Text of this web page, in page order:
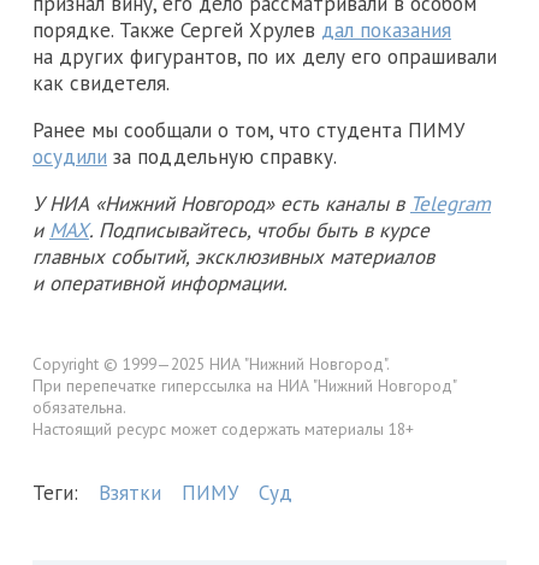
порядке. Также Сергей Хрулев дал показания
на других фигурантов, по их делу его опрашивали
как свидетеля.
Ранее мы сообщали о том, что студента ПИМУ
осудили за поддельную справку.
У НИА «Нижний Новгород» есть каналы в Telegram
и MAX. Подписывайтесь, чтобы быть в курсе
главных событий, эксклюзивных материалов
и оперативной информации.
Copyright © 1999—2025 НИА "Нижний Новгород".
При перепечатке гиперссылка на НИА "Нижний Новгород"
обязательна.
Настоящий ресурс может содержать материалы 18+
Теги: Взятки ПИМУ Суд